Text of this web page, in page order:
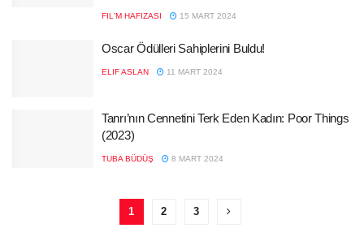
FIL'M HAFIZASI 15 MART 2024
Oscar Ödülleri Sahiplerini Buldu!
ELIF ASLAN 11 MART 2024
Tanrı’nın Cennetini Terk Eden Kadın: Poor Things
(2023)
TUBA BÜDÜŞ 8 MART 2024
1 2 3